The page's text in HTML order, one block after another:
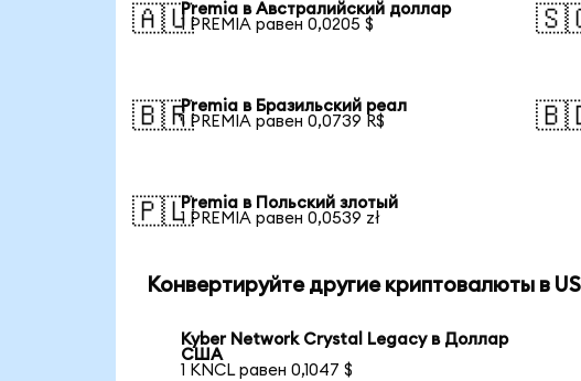
🇦🇺Premia в Австралийский доллар
1 PREMIA равен 0,0205 $
🇧🇷Premia в Бразильский реал
1 PREMIA равен 0,0739 R$
🇵🇱Premia в Польский злотый
1 PREMIA равен 0,0539 zł
Конвертируйте другие криптовалюты в
Kyber Network Crystal Legacy в Доллар
США
1 KNCL равен 0,1047 $